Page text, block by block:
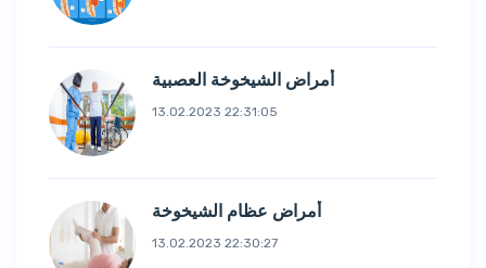
أمراض الشيخوخة العصبية
13.02.2023 22:31:05
أمراض عظام الشيخوخة
13.02.2023 22:30:27